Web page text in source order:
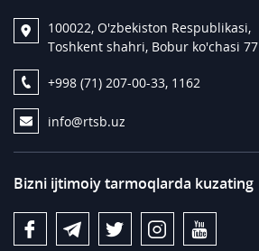
100022, O'zbekiston Respublikasi,
Toshkent shahri, Bobur ko'chasi 77
+998 (71) 207-00-33, 1162
info@rtsb.uz
Bizni ijtimoiy tarmoqlarda kuzating